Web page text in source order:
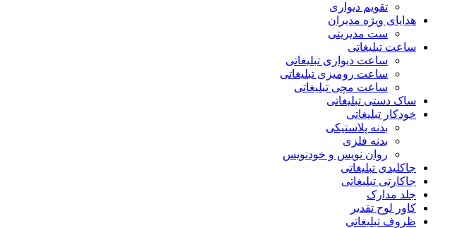
تقویم دیواری
هدایای ويژه مدیران
ست مدیریتی
ساعت تبلیغاتی
ساعت دیواری تبلیغاتی
ساعت رومیزی تبلیغاتی
ساعت مچی تبلیغاتی
ساک دستی تبلیغاتی
خودکار تبلیغاتی
بدنه پلاستیکی
بدنه فلزی
روان نویس و خودنویس
جاکلیدی تبلیغاتی
جاکارتی تبلیغاتی
جلد مدارک
کاور لوح تقدیر
ظروف تبلیغاتی